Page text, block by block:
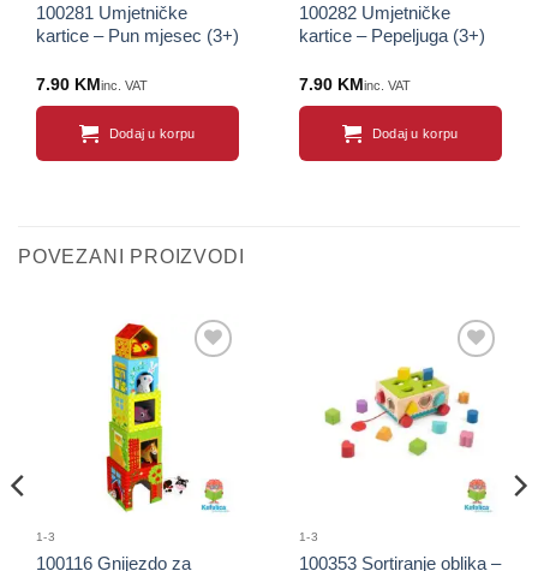
100281 Umjetničke
kartice – Pun mjesec (3+)
7.90 KM inc. VAT
Dodaj u korpu
100282 Umjetničke
kartice – Pepeljuga (3+)
7.90 KM inc. VAT
Dodaj u korpu
POVEZANI PROIZVODI
1-3
100116 Gnijezdo za
Sačuvaj
proizvod
1-3
100353 Sortiranje oblika –